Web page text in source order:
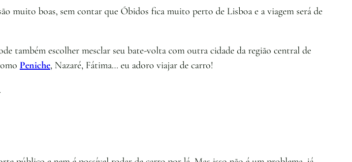
muito boas, sem contar que Óbidos fica muito perto de Lisboa e a viagem será de
também escolher mesclar seu bate-volta com outra cidade da região central de
Peniche, Nazaré, Fátima… eu adoro viajar de carro!